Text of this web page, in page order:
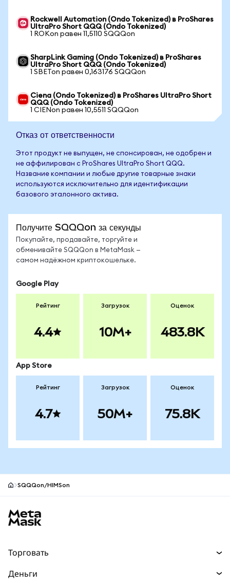
Rockwell Automation (Ondo Tokenized) в ProShares
UltraPro Short QQQ (Ondo Tokenized)
1 ROKon равен 11,5110 SQQQon
SharpLink Gaming (Ondo Tokenized) в ProShares
UltraPro Short QQQ (Ondo Tokenized)
1 SBETon равен 0,163176 SQQQon
Ciena (Ondo Tokenized) в ProShares UltraPro Short
QQQ (Ondo Tokenized)
1 CIENon равен 10,5511 SQQQon
Отказ от ответственности
Этот продукт не выпущен, не спонсирован, не одобрен и
не аффилирован с ProShares UltraPro Short QQQ.
Название компании и любые другие товарные знаки
используются исключительно для идентификации
базового эталонного актива.
Получите SQQQon за секунды
Покупайте, продавайте, торгуйте и
обменивайте SQQQon в MetaMask —
самом надёжном криптокошельке.
Google Play
Рейтинг
4.4
Загрузок
10M+
Оценок
483.8K
App Store
Рейтинг
4.7
Загрузок
50M+
Оценок
75.8K
SQQQon/HIMSon
Торговать
Деньги